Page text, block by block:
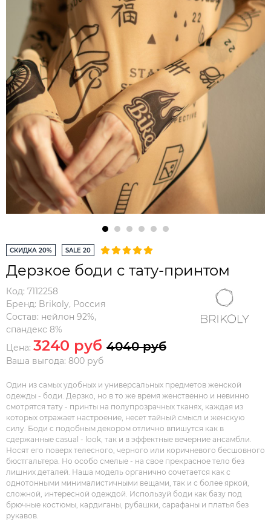
СКИДКА 20% SALE 20
Дерзкое боди с тату-принтом
Код: 7112258
Бренд: Brikoly, Россия
Состав: нейлон 92%,
спандекс 8%
Цена: 3240 руб 4040 руб
Ваша выгода: 800 руб
Один из самых удобных и универсальных предметов женской
одежды - боди. Дерзко, но в то же время женственно и невинно
смотрятся тату - принты на полупрозрачных тканях, каждая из
которых отражает настроение, несет тайный смысл и женскую
силу. Боди с подобным декором отлично впишутся как в
сдержанные casual - look, так и в эффектные вечерние ансамбли.
Носят его поверх телесного, черного или коричневого бесшовного
бюстгальтера. Но особо смелые - на свое прекрасное тело без
лишних деталей. Наша модель органично сочетается как с
однотонными минималистичными вещами, так и с более яркой,
сложной, интересной одеждой. Используй боди как базу под
брючные костюмы, кардиганы, рубашки, сарафаны и платья без
рукавов.